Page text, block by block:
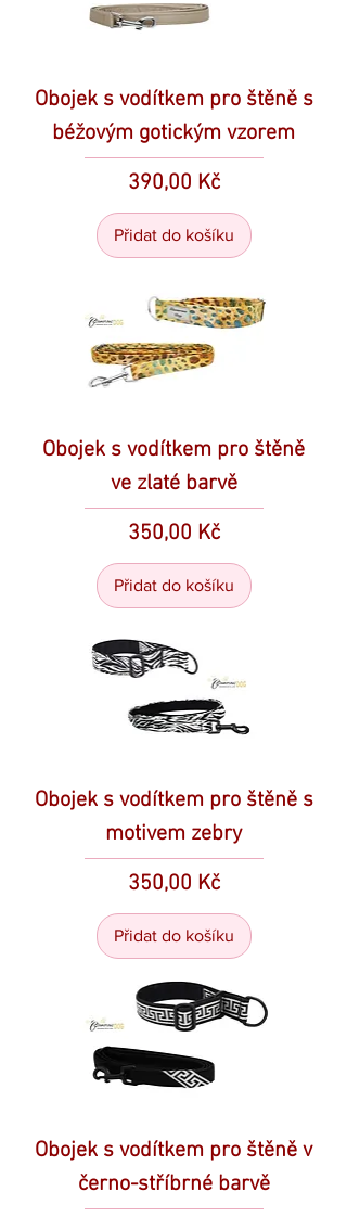
Obojek s vodítkem pro štěně s
béžovým gotickým vzorem
Cena
390,00 Kč
Přidat do košíku
Obojek s vodítkem pro štěně
ve zlaté barvě
Cena
350,00 Kč
Přidat do košíku
Obojek s vodítkem pro štěně s
motivem zebry
Cena
350,00 Kč
Přidat do košíku
Obojek s vodítkem pro štěně v
černo-stříbrné barvě